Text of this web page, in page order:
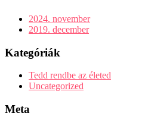
2024. november
2019. december
Kategóriák
Tedd rendbe az életed
Uncategorized
Meta